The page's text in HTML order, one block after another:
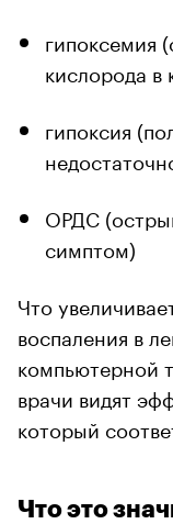
гипоксемия
кислорода в
гипоксия
ОРДС
симптом)
Что
воспаления в
компьютерной
врачи видят
который
Что это